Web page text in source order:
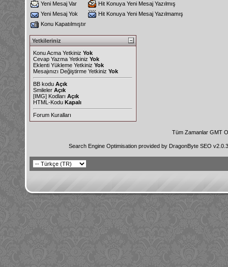
Yeni Mesaj Var
Hit Konuya Yeni Mesaj Yazılmış
Yeni Mesaj Yok
Hit Konuya Yeni Mesaj Yazılmamış
Konu Kapatılmıştır
Yetkileriniz
Konu Acma Yetkiniz Yok
Cevap Yazma Yetkiniz Yok
Eklenti Yükleme Yetkiniz Yok
Mesajınızı Değiştirme Yetkiniz Yok
BB kodu Açık
Smileler Açık
[IMG] Kodları Açık
HTML-Kodu Kapalı
Forum Kuralları
Tüm Zamanlar GMT
Search Engine Optimisation provided by DragonByte SEO